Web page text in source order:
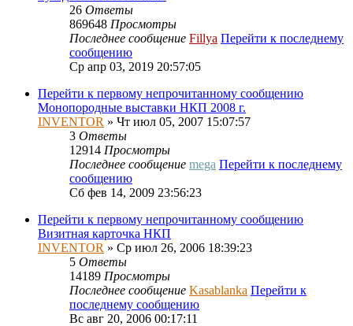
26 Ответы
869648 Просмотры
Последнее сообщение Fillya Перейти к последнему
сообщению
Ср апр 03, 2019 20:57:05
Перейти к первому непрочитанному сообщению
Монопородные выставки НКП 2008 г.
INVENTOR » Чт июл 05, 2007 15:07:57
3 Ответы
12914 Просмотры
Последнее сообщение mega Перейти к последнему
сообщению
Сб фев 14, 2009 23:56:23
Перейти к первому непрочитанному сообщению
Bизитная карточка НКП
INVENTOR » Ср июл 26, 2006 18:39:23
5 Ответы
14189 Просмотры
Последнее сообщение Kasablanka Перейти к
последнему сообщению
Вс авг 20, 2006 00:17:11